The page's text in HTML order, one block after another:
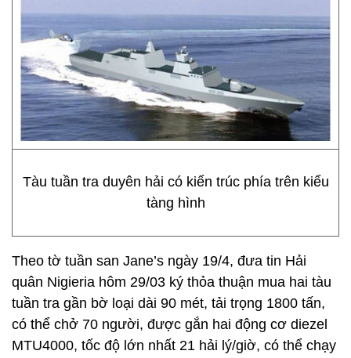
Tàu tuần tra duyên hải có kiến trúc phía trên kiểu
tàng hình
Theo tờ tuần san Jane’s ngày 19/4, đưa tin Hải
quân Nigieria hôm 29/03 ký thỏa thuận mua hai tàu
tuần tra gần bờ loại dài 90 mét, tải trọng 1800 tấn,
có thể chở 70 người, được gắn hai động cơ diezel
MTU4000, tốc độ lớn nhất 21 hải lý/giờ, có thể chạy